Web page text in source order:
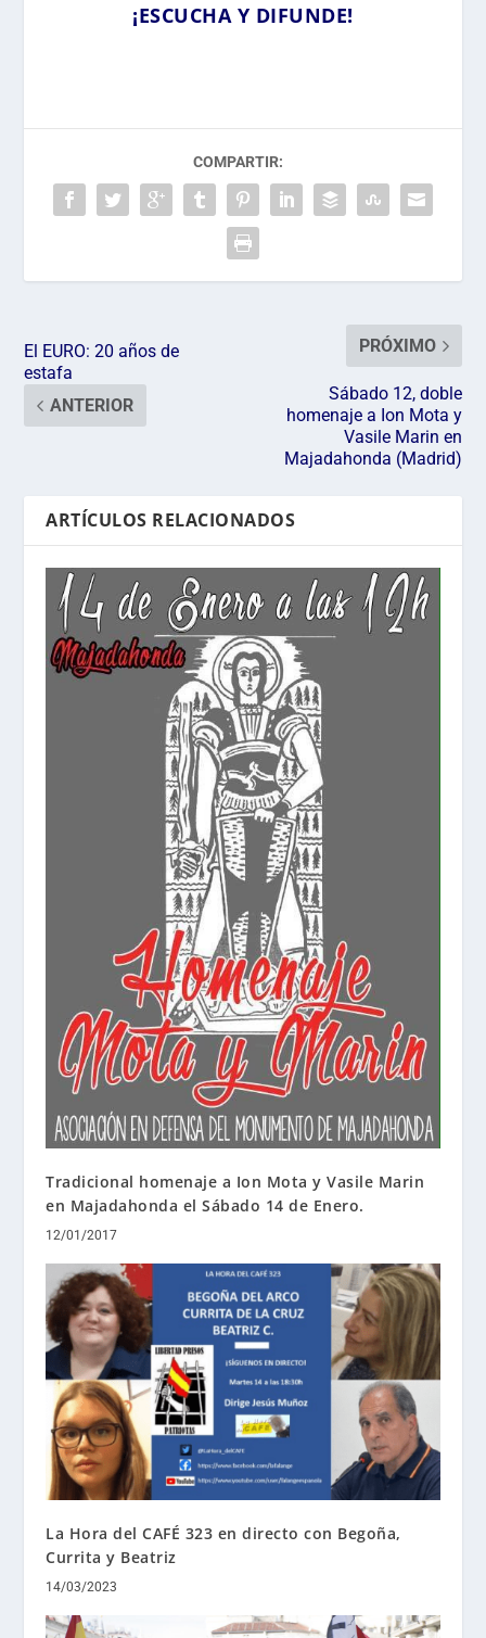
¡ESCUCHA Y DIFUNDE!
COMPARTIR:
El EURO: 20 años de
estafa
ANTERIOR
PRÓXIMO
Sábado 12, doble
homenaje a Ion Mota y
Vasile Marin en
Majadahonda (Madrid)
ARTÍCULOS RELACIONADOS
Tradicional homenaje a Ion Mota y Vasile Marin
en Majadahonda el Sábado 14 de Enero.
12/01/2017
La Hora del CAFÉ 323 en directo con Begoña,
Currita y Beatriz
14/03/2023